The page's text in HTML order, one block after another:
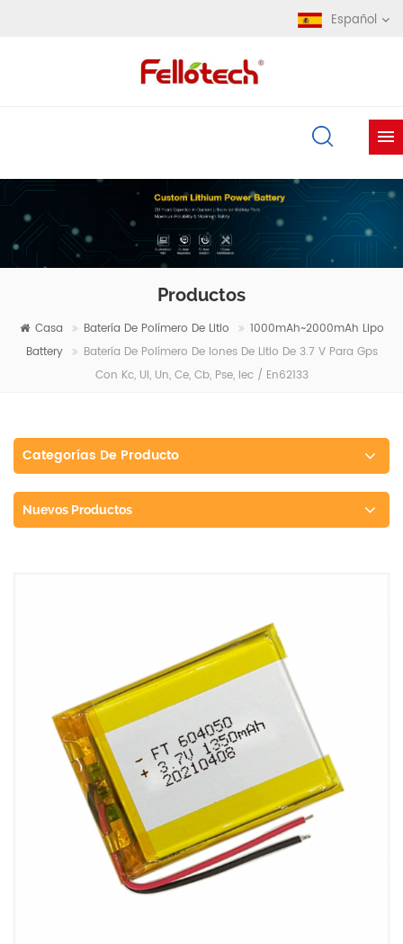
Español
Productos
Casa Batería De Polímero De Litio
1000mAh~2000mAh Lipo
Battery
Batería De Polímero De Iones De Litio De 3.7 V Para Gps
Con Kc, Ul, Un, Ce, Cb, Pse, Iec / En62133
Categorías De Producto
Nuevos Productos